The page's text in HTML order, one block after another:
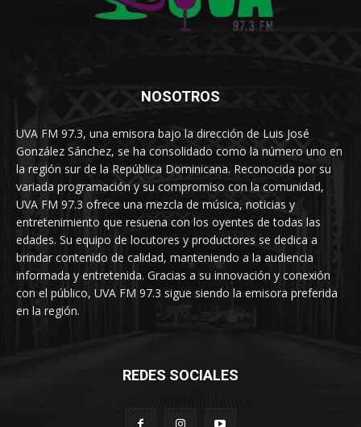
NOSOTROS
UVA FM 97.3, una emisora bajo la dirección de Luis José
González Sánchez, se ha consolidado como la número uno en
la región sur de la República Dominicana. Reconocida por su
variada programación y su compromiso con la comunidad,
UVA FM 97.3 ofrece una mezcla de música, noticias y
entretenimiento que resuena con los oyentes de todas las
edades. Su equipo de locutores y productores se dedica a
brindar contenido de calidad, manteniendo a la audiencia
informada y entretenida. Gracias a su innovación y conexión
con el público, UVA FM 97.3 sigue siendo la emisora preferida
en la región.
REDES SOCIALES